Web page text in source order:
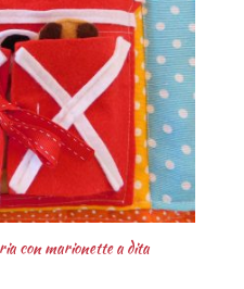
con marionette a dita